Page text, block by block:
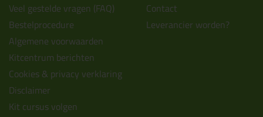
Veel gestelde vragen (FAQ)
Bestelprocedure
Algemene voorwaarden
Kitcentrum berichten
Cookies & privacy verklaring
Disclaimer
Kit cursus volgen
Contact
Leverancier worden?